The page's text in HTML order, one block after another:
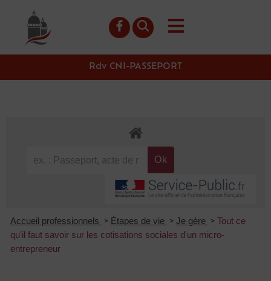
principal
Rdv CNI-PASSEPORT
Accueil professionnels > Étapes de vie > Je gère > Tout ce
qu'il faut savoir sur les cotisations sociales d'un micro-
entrepreneur